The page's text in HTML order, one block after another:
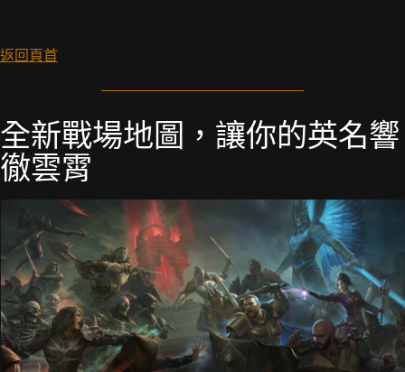
返回頁首
全新戰場地圖，讓你的英名響
徹雲霄